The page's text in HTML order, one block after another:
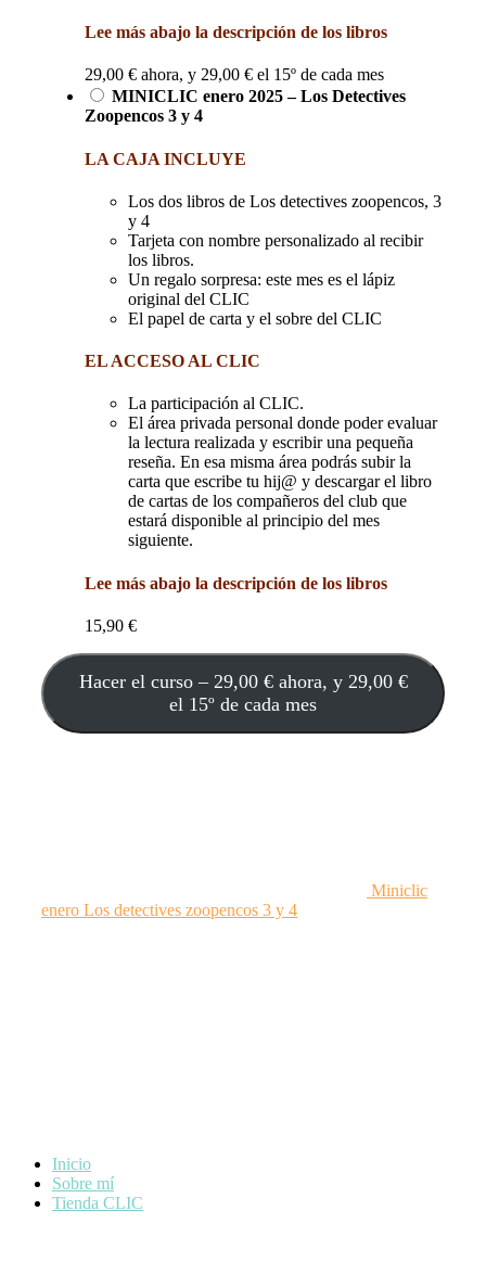
Lee más abajo la descripción de los libros
29,00 € ahora, y 29,00 € el 15º de cada mes
MINICLIC enero 2025 – Los Detectives
Zoopencos 3 y 4
LA CAJA INCLUYE
Los dos libros de Los detectives zoopencos, 3
y 4
Tarjeta con nombre personalizado al recibir
los libros.
Un regalo sorpresa: este mes es el lápiz
original del CLIC
El papel de carta y el sobre del CLIC
EL ACCESO AL CLIC
La participación al CLIC.
El área privada personal donde poder evaluar
la lectura realizada y escribir una pequeña
reseña. En esa misma área podrás subir la
carta que escribe tu hij@ y descargar el libro
de cartas de los compañeros del club que
estará disponible al principio del mes
siguiente.
Lee más abajo la descripción de los libros
15,90 €
Hacer el curso – 29,00 € ahora, y 29,00 €
el 15º de cada mes
Miniclic
enero Los detectives zoopencos 3 y 4
Inicio
Sobre mí
Tienda CLIC